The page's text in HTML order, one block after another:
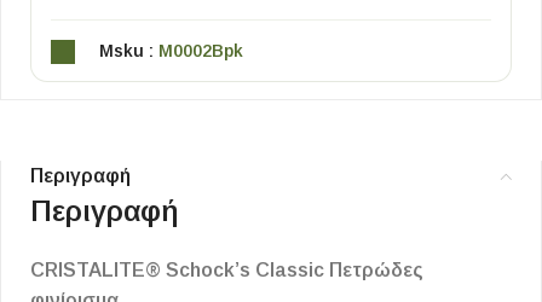
Msku : M0002Bpk
Περιγραφή
Περιγραφή
CRISTALITE® Schock’s Classic Πετρώδες